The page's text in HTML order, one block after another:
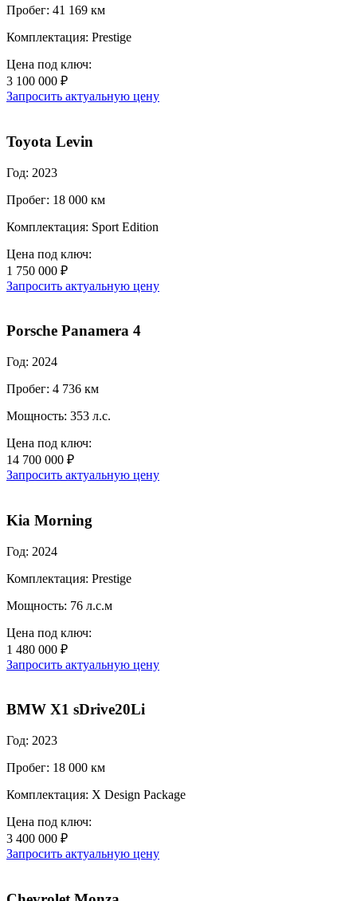
Пробег: 41 169 км
Комплектация: Prestige
Цена под ключ:
3 100 000 ₽
Запросить актуальную цену
Toyota Levin
Год: 2023
Пробег: 18 000 км
Комплектация: Sport Edition
Цена под ключ:
1 750 000 ₽
Запросить актуальную цену
Porsche Panamera 4
Год: 2024
Пробег: 4 736 км
Мощность: 353 л.с.
Цена под ключ:
14 700 000 ₽
Запросить актуальную цену
Kia Morning
Год: 2024
Комплектация: Prestige
Мощность: 76 л.с.м
Цена под ключ:
1 480 000 ₽
Запросить актуальную цену
BMW X1 sDrive20Li
Год: 2023
Пробег: 18 000 км
Комплектация: X Design Package
Цена под ключ:
3 400 000 ₽
Запросить актуальную цену